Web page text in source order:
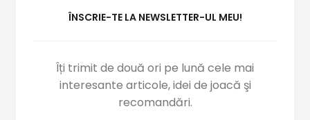
ÎNSCRIE-TE LA NEWSLETTER-UL MEU!
Îți trimit de două ori pe lună cele mai
interesante articole, idei de joacă şi
recomandări.